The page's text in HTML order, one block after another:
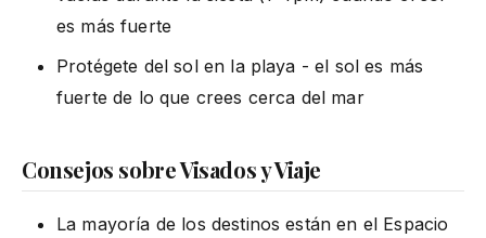
es más fuerte
Protégete del sol en la playa - el sol es más
fuerte de lo que crees cerca del mar
Consejos sobre Visados y Viaje
La mayoría de los destinos están en el Espacio